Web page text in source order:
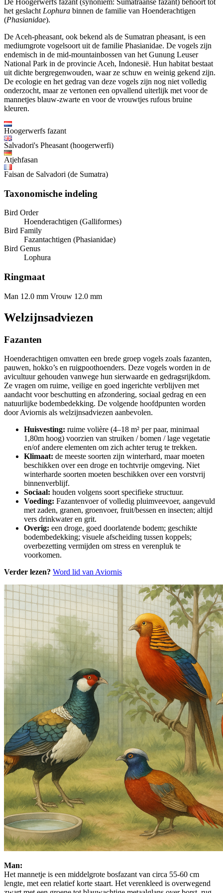
De Hoogerwerfs fazant (synoniem: Sumatraanse fazant) behoort tot
het geslacht Lophura binnen de familie van Hoenderachtigen
(Phasianidae).
De Aceh-pheasant, ook bekend als de Sumatran pheasant, is een
mediumgrote vogelsoort uit de familie Phasianidae. De vogels zijn
endemisch in de mid-mountainbossen van het Gunung Leuser
National Park in de provincie Aceh, Indonesië. Hun habitat bestaat
uit dichte bergregenwouden, waar ze schuw en weinig gekend zijn.
De ecologie en het gedrag van deze vogels zijn nog niet volledig
onderzocht, maar ze vertonen een opvallend uiterlijk met voor de
mannetjes blauw-zwarte en voor de vrouwtjes rufous bruine
kleuren.
Hoogerwerfs fazant
Salvadori's Pheasant (hoogerwerfi)
Atjehfasan
Faisan de Salvadori (de Sumatra)
Taxonomische indeling
Bird Order
Hoenderachtigen (Galliformes)
Bird Family
Fazantachtigen (Phasianidae)
Bird Genus
Lophura
Ringmaat
Man 12.0 mm Vrouw 12.0 mm
Welzijnsadviezen
Fazanten
Hoenderachtigen omvatten een brede groep vogels zoals fazanten,
pauwen, hokko’s en ruigpoothoenders. Deze vogels worden in de
avicultuur gehouden vanwege hun sierwaarde en gedragsrijkdom.
Ze vragen om ruime, veilige en goed ingerichte verblijven met
aandacht voor beschutting en afzondering, sociaal gedrag en een
natuurlijke bodembedekking. De volgende hoofdpunten worden
door Aviornis als welzijnsadviezen aanbevolen.
Huisvesting: ruime volière (4–18 m² per paar, minimaal
1,80m hoog) voorzien van struiken / bomen / lage vegetatie
en/of andere elementen om zich achter terug te trekken.
Klimaat: de meeste soorten zijn winterhard, maar moeten
beschikken over een droge en tochtvrije omgeving. Niet
winterharde soorten moeten beschikken over een vorstvrij
binnenverblijf.
Sociaal: houden volgens soort specifieke structuur.
Voeding: Fazantenvoer of volledig pluimveevoer, aangevuld
met zaden, granen, groenvoer, fruit/bessen en insecten; altijd
vers drinkwater en grit.
Overig: een droge, goed doorlatende bodem; geschikte
bodembedekking; visuele afscheiding tussen koppels;
overbezetting vermijden om stress en verenpluk te
voorkomen.
Verder lezen? Word lid van Aviornis
Man:
Het mannetje is een middelgrote bosfazant van circa 55-60 cm
lengte, met een relatief korte staart. Het verenkleed is overwegend